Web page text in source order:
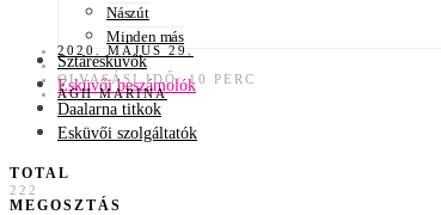
Nászút
Minden más
Sztáresküvők
Esküvői beszámolók
Daalarna titkok
Esküvői szolgáltatók
2020. MÁJUS 29.
OLVASÁSI IDŐ: 10 PERC
ÁGH MARINA
TOTAL
222
MEGOSZTÁS